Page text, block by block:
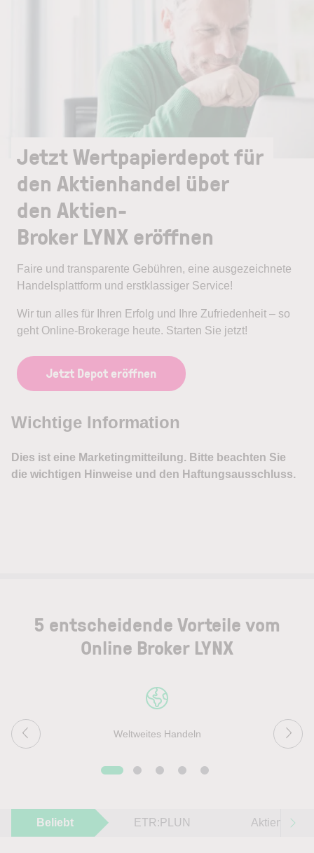
Jetzt Wertpapierdepot für
den Aktienhandel über
den Aktien-
Broker LYNX eröffnen
Faire und transparente Gebühren, eine ausgezeichnete
Handelsplattform und erstklassiger Service!
Wir tun alles für Ihren Erfolg und Ihre Zufriedenheit – so
geht Online-Brokerage heute. Starten Sie jetzt!
Jetzt Depot eröffnen
5 entscheidende Vorteile vom
Online Broker LYNX
Weltweites Handeln
Beliebt ETR:PLUN Aktien im